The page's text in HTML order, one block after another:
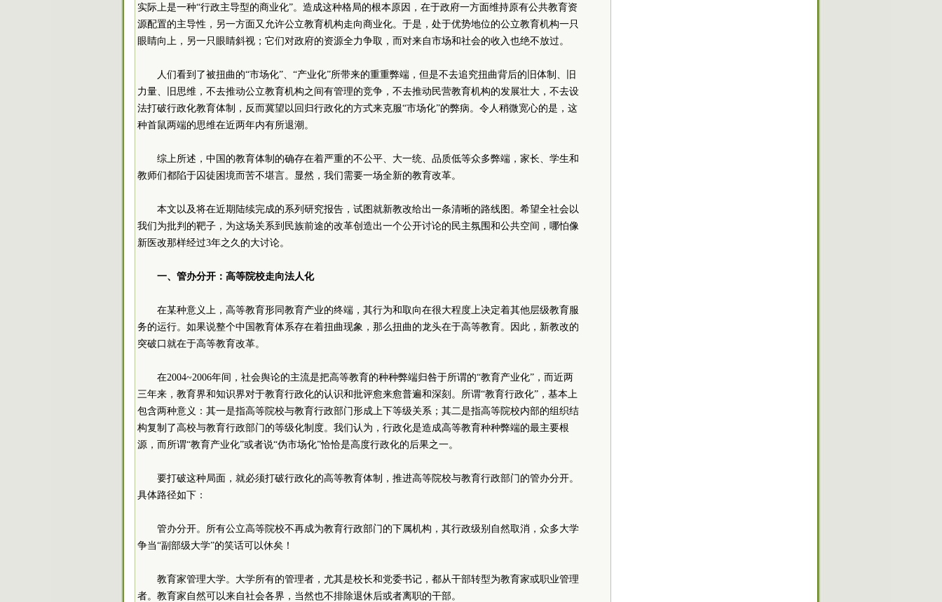
实际上是一种“行政主导型的商业化”。造成这种格局的根本原因，在于政府一方面维持原有公共教育资
源配置的主导性，另一方面又允许公立教育机构走向商业化。于是，处于优势地位的公立教育机构一只
眼睛向上，另一只眼睛斜视；它们对政府的资源全力争取，而对来自市场和社会的收入也绝不放过。
人们看到了被扭曲的“市场化”、“产业化”所带来的重重弊端，但是不去追究扭曲背后的旧体制、旧
力量、旧思维，不去推动公立教育机构之间有管理的竞争，不去推动民营教育机构的发展壮大，不去设
法打破行政化教育体制，反而冀望以回归行政化的方式来克服“市场化”的弊病。令人稍微宽心的是，这
种首鼠两端的思维在近两年内有所退潮。
综上所述，中国的教育体制的确存在着严重的不公平、大一统、品质低等众多弊端，家长、学生和
教师们都陷于囚徒困境而苦不堪言。显然，我们需要一场全新的教育改革。
本文以及将在近期陆续完成的系列研究报告，试图就新教改给出一条清晰的路线图。希望全社会以
我们为批判的靶子，为这场关系到民族前途的改革创造出一个公开讨论的民主氛围和公共空间，哪怕像
新医改那样经过3年之久的大讨论。
一、管办分开：高等院校走向法人化
在某种意义上，高等教育形同教育产业的终端，其行为和取向在很大程度上决定着其他层级教育服
务的运行。如果说整个中国教育体系存在着扭曲现象，那么扭曲的龙头在于高等教育。因此，新教改的
突破口就在于高等教育改革。
在2004~2006年间，社会舆论的主流是把高等教育的种种弊端归咎于所谓的“教育产业化”，而近两
三年来，教育界和知识界对于教育行政化的认识和批评愈来愈普遍和深刻。所谓“教育行政化”，基本上
包含两种意义：其一是指高等院校与教育行政部门形成上下等级关系；其二是指高等院校内部的组织结
构复制了高校与教育行政部门的等级化制度。我们认为，行政化是造成高等教育种种弊端的最主要根
源，而所谓“教育产业化”或者说“伪市场化”恰恰是高度行政化的后果之一。
要打破这种局面，就必须打破行政化的高等教育体制，推进高等院校与教育行政部门的管办分开。
具体路径如下：
管办分开。所有公立高等院校不再成为教育行政部门的下属机构，其行政级别自然取消，众多大学
争当“副部级大学”的笑话可以休矣！
教育家管理大学。大学所有的管理者，尤其是校长和党委书记，都从干部转型为教育家或职业管理
者。教育家自然可以来自社会各界，当然也不排除退休后或者离职的干部。